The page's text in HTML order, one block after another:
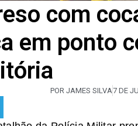
com
em ponto
POR JAMES SILVA7 DE